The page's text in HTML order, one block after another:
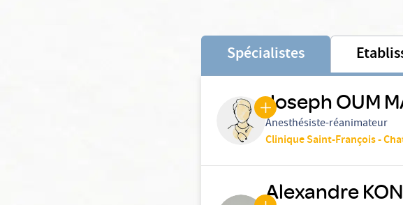
Spécialistes
Joseph OUM
Anesthésiste-réanimateur
Clinique Saint-François -
Alexandre